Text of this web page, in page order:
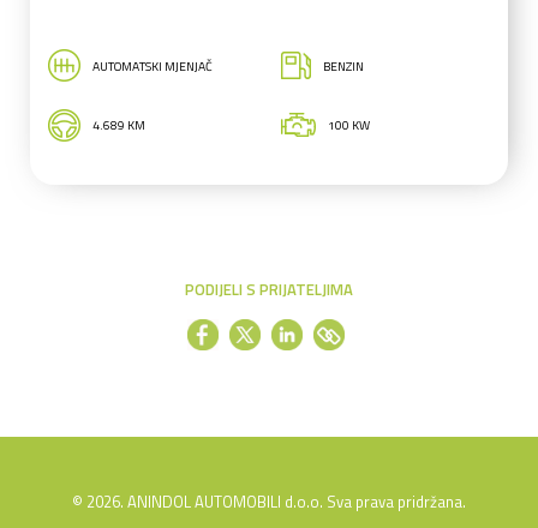
AUTOMATSKI MJENJAČ BENZIN
4.689 KM 100 KW
PODIJELI S PRIJATELJIMA
© 2026. ANINDOL AUTOMOBILI d.o.o. Sva prava pridržana.